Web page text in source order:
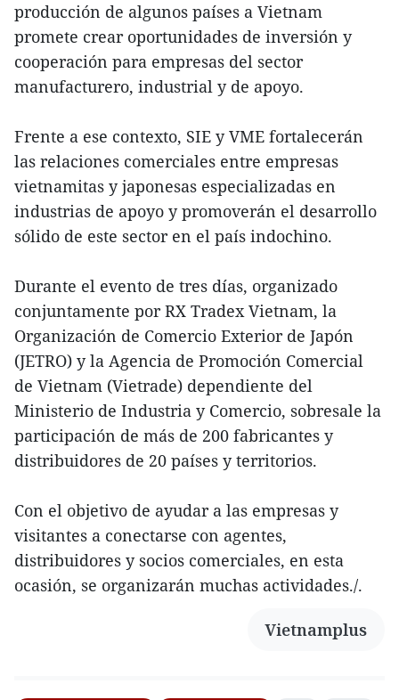
producción de algunos países a Vietnam
promete crear oportunidades de inversión y
cooperación para empresas del sector
manufacturero, industrial y de apoyo.
Frente a ese contexto, SIE y VME fortalecerán
las relaciones comerciales entre empresas
vietnamitas y japonesas especializadas en
industrias de apoyo y promoverán el desarrollo
sólido de este sector en el país indochino.
Durante el evento de tres días, organizado
conjuntamente por RX Tradex Vietnam, la
Organización de Comercio Exterior de Japón
(JETRO) y la Agencia de Promoción Comercial
de Vietnam (Vietrade) dependiente del
Ministerio de Industria y Comercio, sobresale la
participación de más de 200 fabricantes y
distribuidores de 20 países y territorios.
Con el objetivo de ayudar a las empresas y
visitantes a conectarse con agentes,
distribuidores y socios comerciales, en esta
ocasión, se organizarán muchas actividades./.
Vietnamplus